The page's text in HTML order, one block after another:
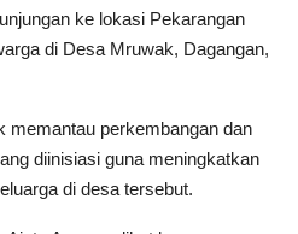
ke lokasi Pekarangan
di Desa Mruwak, Dagangan,
memantau perkembangan dan
diinisiasi guna meningkatkan
di desa tersebut.